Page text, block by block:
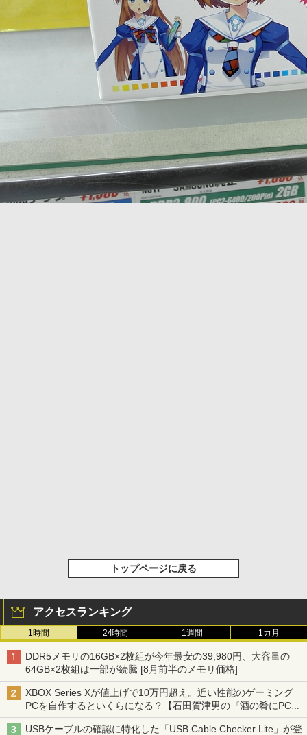
トップページに戻る
アクセスランキング
1時間 24時間 1週間 1カ月
DDR5メモリの16GB×2枚組が今年最安の39,980円、大容量の
64GB×2枚組は一部が続騰 [8月前半のメモリ価格]
XBOX Series Xが値上げで10万円超え。近い性能のゲーミング
PCを自作するといくらになる？【石田賀津男の『酒の肴にPCゲ
ーム』】
USBケーブルの確認に特化した「USB Cable Checker Lite」が登